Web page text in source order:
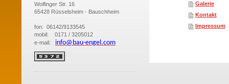
Wolfinger Str. 16
65428 Rüsselsheim - Bauschheim
fon: 06142/9133545
mobil: 0171 / 3205012
e-mail: info@bau-engel.com
Galerie
Kontakt
Impressum